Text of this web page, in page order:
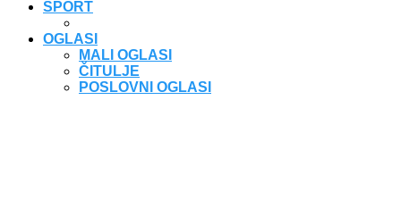
SPORT
OGLASI
MALI OGLASI
ČITULJE
POSLOVNI OGLASI